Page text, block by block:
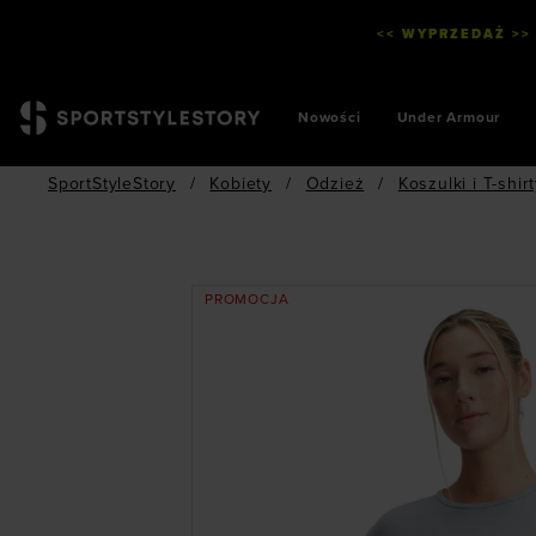
<< WYPRZEDAŻ
Nowości Under Armour
SportStyleStory / Kobiety / Odzież / Koszulki i T-
PROMOCJA